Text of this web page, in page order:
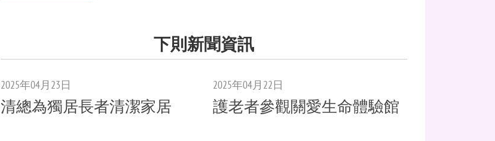
下則新聞資訊
2025年04月23日
清總為獨居長者清潔家居
2025年04月22日
護老者參觀關愛生命體驗館